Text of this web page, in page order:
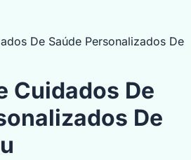
De Saúde Personalizados De
Cuidados De
De